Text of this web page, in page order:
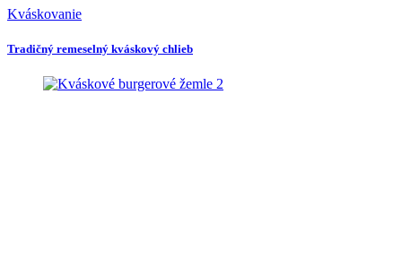
Kváskovanie
Tradičný remeselný kváskový chlieb
2